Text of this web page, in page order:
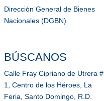
Dirección General de Bienes
Nacionales (DGBN)
BÚSCANOS
Calle Fray Cipriano de Utrera #
1, Centro de los Héroes, La
Feria, Santo Domingo, R.D.